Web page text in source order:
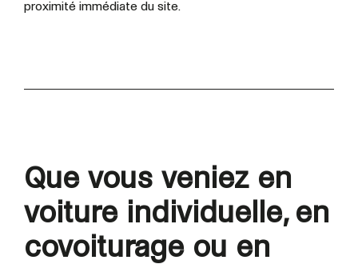
proximité immédiate du site.
Que vous veniez en
voiture individuelle, en
covoiturage ou en